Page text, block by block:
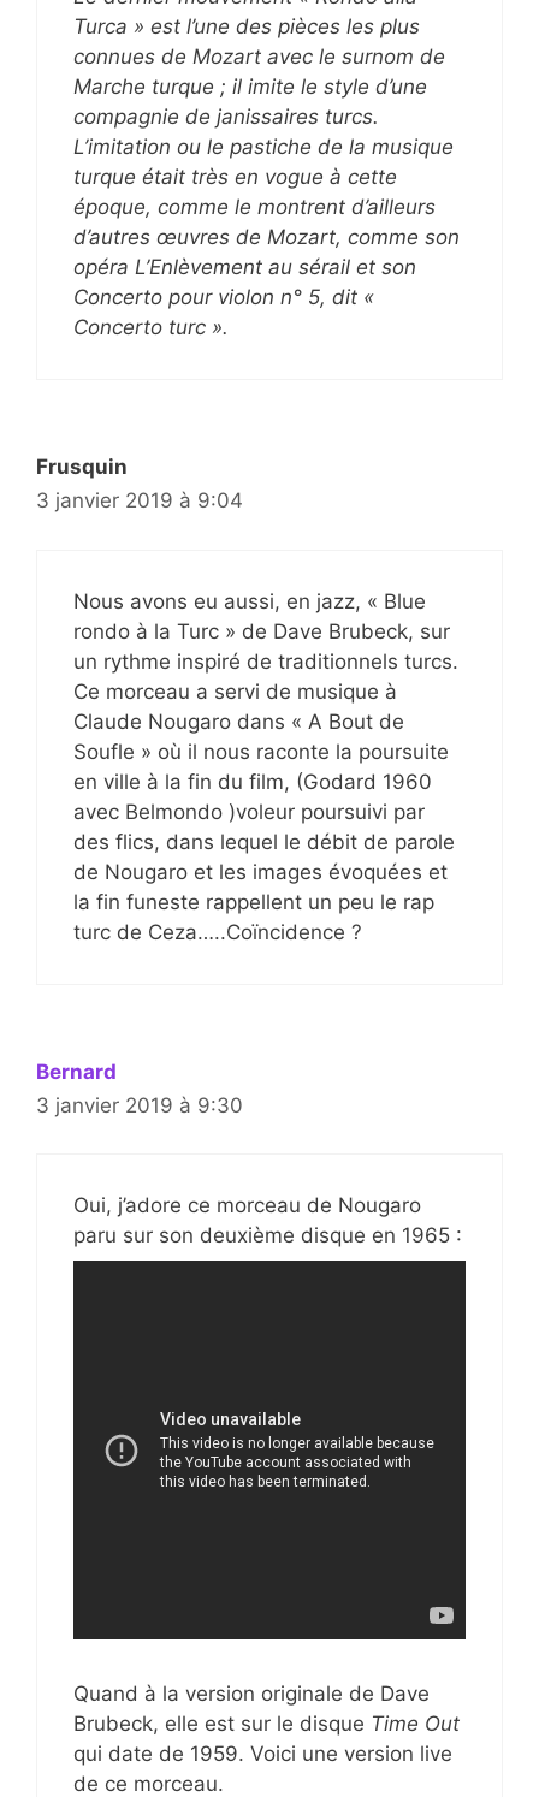
Turca » est l’une des pièces les plus
connues de Mozart avec le surnom de
Marche turque ; il imite le style d’une
compagnie de janissaires turcs.
L’imitation ou le pastiche de la musique
turque était très en vogue à cette
époque, comme le montrent d’ailleurs
d’autres œuvres de Mozart, comme son
opéra L’Enlèvement au sérail et son
Concerto pour violon n° 5, dit «
Concerto turc ».
Frusquin
3 janvier 2019 à 9:04
Nous avons eu aussi, en jazz, « Blue
rondo à la Turc » de Dave Brubeck, sur
un rythme inspiré de traditionnels turcs.
Ce morceau a servi de musique à
Claude Nougaro dans « A Bout de
Soufle » où il nous raconte la poursuite
en ville à la fin du film, (Godard 1960
avec Belmondo )voleur poursuivi par
des flics, dans lequel le débit de parole
de Nougaro et les images évoquées et
la fin funeste rappellent un peu le rap
turc de Ceza…..Coïncidence ?
Bernard
3 janvier 2019 à 9:30
Oui, j’adore ce morceau de Nougaro
paru sur son deuxième disque en 1965 :
Quand à la version originale de Dave
Brubeck, elle est sur le disque Time Out
qui date de 1959. Voici une version live
de ce morceau.